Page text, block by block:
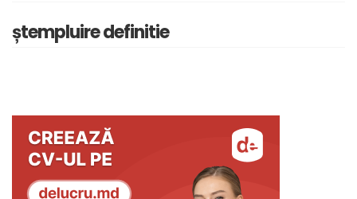
ștempluire definitie